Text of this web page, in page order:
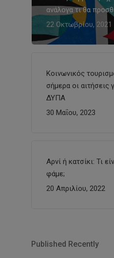
ανάλογα τι θα
22 Οκτωβρίου, 2021
Κοινωνικός
σήμερα οι αιτήσεις
ΔΥΠΑ
30 Μαΐου, 2023
Αρνί ή κατσίκι: Τι
φάμε;
20 Απριλίου, 2022
Published Recently